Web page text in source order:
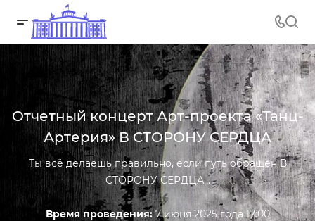
Отчетный концерт Арт-проекта «Танц-
Артерия» В СТОРОНУ СЕРДЦА
Ты всё делаешь правильно, если путь обращен В
СТОРОНУ СЕРДЦА…
Время проведения:7 июня 2025 года 17:00